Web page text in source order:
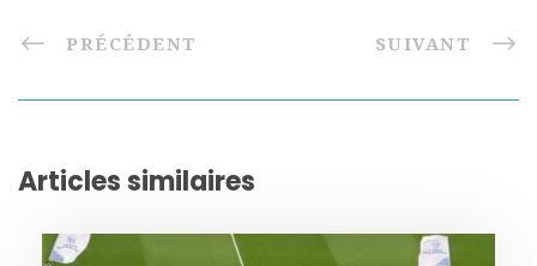
PRÉCÉDENT SUIVANT
Articles similaires